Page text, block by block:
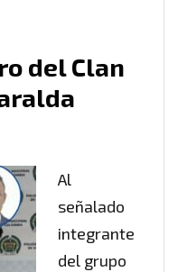
del Clan
Al
señalado
integrante
del grupo